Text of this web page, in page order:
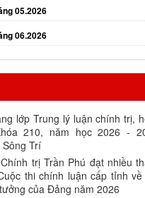
06.2026
08.2026
lớp Trung lý luận chính trị,
210, năm học 2026 -
Trí
trị Trần Phú đạt nhiều
thi chính luận cấp tỉnh
của Đảng năm 2026